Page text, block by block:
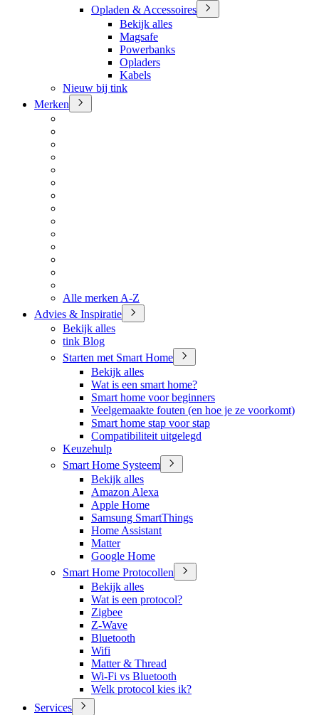
Opladen & Accessoires
Bekijk alles
Magsafe
Powerbanks
Opladers
Kabels
Nieuw bij tink
Merken
Alle merken A-Z
Advies & Inspiratie
Bekijk alles
tink Blog
Starten met Smart Home
Bekijk alles
Wat is een smart home?
Smart home voor beginners
Veelgemaakte fouten (en hoe je ze voorkomt)
Smart home stap voor stap
Compatibiliteit uitgelegd
Keuzehulp
Smart Home Systeem
Bekijk alles
Amazon Alexa
Apple Home
Samsung SmartThings
Home Assistant
Matter
Google Home
Smart Home Protocollen
Bekijk alles
Wat is een protocol?
Zigbee
Z-Wave
Bluetooth
Wifi
Matter & Thread
Wi-Fi vs Bluetooth
Welk protocol kies ik?
Services